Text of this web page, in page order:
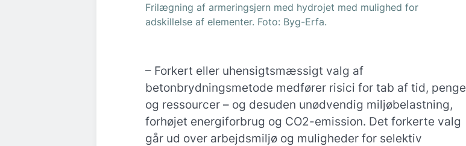
Frilægning af armeringsjern med hydrojet med mulighed for
adskillelse af elementer. Foto: Byg-Erfa.
– Forkert eller uhensigtsmæssigt valg af
betonbrydningsmetode medfører risici for tab af tid, penge
og ressourcer – og desuden unødvendig miljøbelastning,
forhøjet energiforbrug og CO2-emission. Det forkerte valg
går ud over arbejdsmiljø og muligheder for selektiv